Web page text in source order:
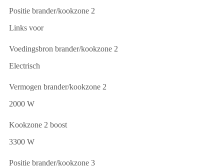
Positie brander/kookzone 2
Links voor
Voedingsbron brander/kookzone 2
Electrisch
Vermogen brander/kookzone 2
2000 W
Kookzone 2 boost
3300 W
Positie brander/kookzone 3